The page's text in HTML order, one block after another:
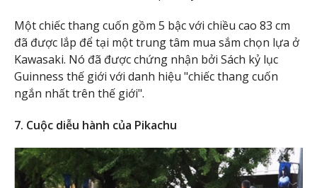
Một chiếc thang cuốn gồm 5 bậc với chiều cao 83 cm
đã được lắp để tại một trung tâm mua sắm chọn lựa ở
Kawasaki. Nó đã được chứng nhận bởi Sách kỷ lục
Guinness thế giới với danh hiệu "chiếc thang cuốn
ngắn nhất trên thế giới".
7. Cuộc diễu hành của Pikachu